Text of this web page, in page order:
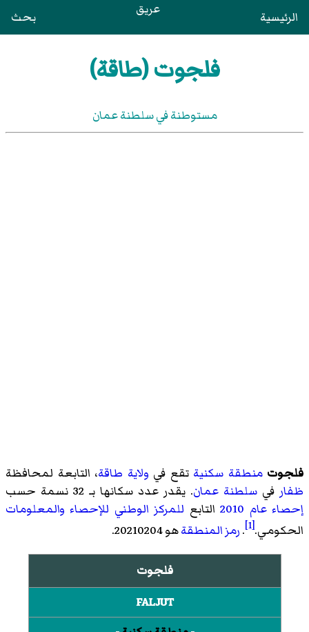
الرئيسية عريق بحث
فلجوت (طاقة)
مستوطنة في سلطنة عمان
فلجوت منطقة سكنية تقع في ولاية طاقة، التابعة لمحافظة
ظفار في سلطنة عمان. يقدر عدد سكانها بـ 32 نسمة حسب
إحصاء عام 2010
التابع للمركز الوطني للإحصاء والمعلومات
الحكومي.[1]
.رمز المنطقةهو 20210204.
فلجوت
FALJUT